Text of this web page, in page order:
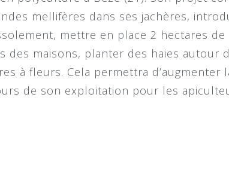
mellifères dans ses jachères,
mettre en place 2 hectares de
des maisons, planter des haies autour
à fleurs. Cela permettra d’augmenter
de son exploitation pour les